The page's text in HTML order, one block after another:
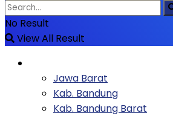
No Result
View All Result
Jawa Barat
Kab. Bandung
Kab. Bandung Barat